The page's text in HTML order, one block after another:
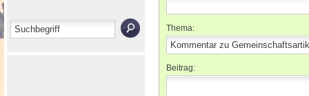
Thema:
Beitrag: